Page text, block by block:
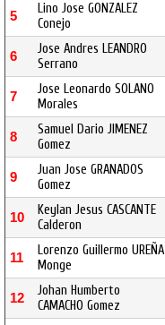
5
Lino Jose GONZALEZ
Conejo
6
Jose Andres LEANDRO
Serrano
7
Jose Leonardo SOLANO
Morales
8
Samuel Dario JIMENEZ
Gomez
9
Juan Jose GRANADOS
Gomez
10
Keylan Jesus CASCANTE
Calderon
11
Lorenzo Guillermo UREÑA
Monge
12
Johan Humberto
CAMACHO Gomez